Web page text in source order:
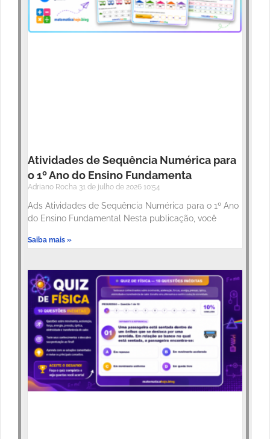
Atividades de Sequência Numérica para
o 1º Ano do Ensino Fundamenta
Adriano Rocha 31 de julho de 2026 10:54
Ads Atividades de Sequência Numérica para o 1º Ano
do Ensino Fundamental Nesta publicação, você
Saiba mais »